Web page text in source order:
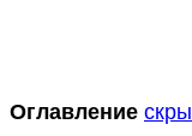
Оглавление